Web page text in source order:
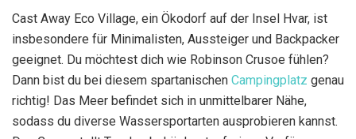
Cast Away Eco Village, ein Ökodorf auf der Insel Hvar, ist
insbesondere für Minimalisten, Aussteiger und Backpacker
geeignet. Du möchtest dich wie Robinson Crusoe fühlen?
Dann bist du bei diesem spartanischen Campingplatz genau
richtig! Das Meer befindet sich in unmittelbarer Nähe,
sodass du diverse Wassersportarten ausprobieren kannst.